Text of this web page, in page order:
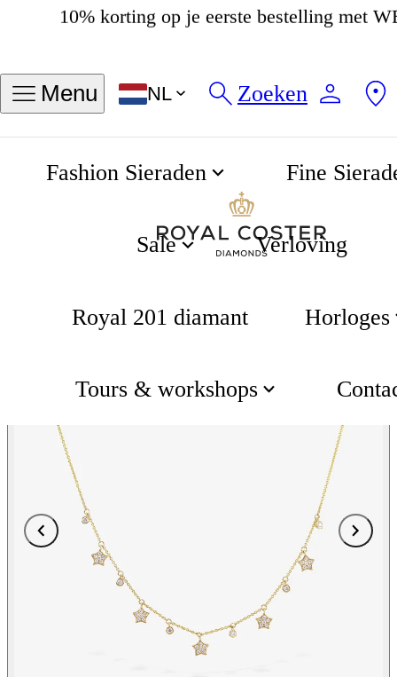
4.8 537 beoordelingen
Menu NL Zoeken
Fashion Sieraden Fine
Sale Verloving
Royal 201 diamant Horloges
Tours & workshops
Gifting Ster ketting